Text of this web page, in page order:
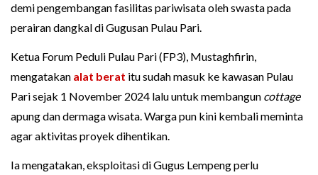
demi pengembangan fasilitas pariwisata oleh swasta pada
perairan dangkal di Gugusan Pulau Pari.
Ketua Forum Peduli Pulau Pari (FP3), Mustaghfirin,
mengatakan alat berat itu sudah masuk ke kawasan Pulau
Pari sejak 1 November 2024 lalu untuk membangun cottage
apung dan dermaga wisata. Warga pun kini kembali meminta
agar aktivitas proyek dihentikan.
Ia mengatakan, eksploitasi di Gugus Lempeng perlu